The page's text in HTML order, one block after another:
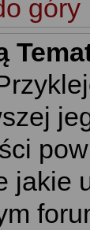
góry
jakie